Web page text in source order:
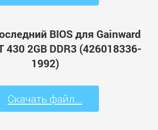
BIOS для Gainward
430 2GB DDR3 (426018336-
1992)
Скачать файл...